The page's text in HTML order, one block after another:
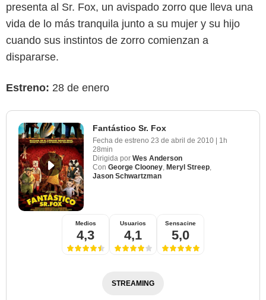
presenta al Sr. Fox, un avispado zorro que lleva una
vida de lo más tranquila junto a su mujer y su hijo
cuando sus instintos de zorro comienzan a
dispararse.
Estreno: 28 de enero
Fantástico Sr. Fox
Fecha de estreno 23 de abril de 2010
1h
28min
Dirigida por Wes Anderson
Con George Clooney, Meryl Streep,
Jason Schwartzman
Medios
4,3
Usuarios
4,1
Sensacine
5,0
STREAMING